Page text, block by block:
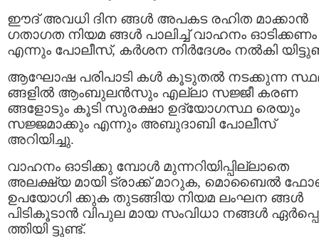
ഈദ് അവധി ദിന ങ്ങള്‍ അപകട രഹിത മാക്കാന്‍
ഗതാഗത നിയമ ങ്ങള്‍ പാലിച്ച് വാഹനം ഓടിക്കണം
എന്നും പോലീസ്, കര്‍ശന നിര്‍ദേശം നല്‍കി
ആഘോഷ പരിപാടി കള്‍ കൂടുതല്‍ നടക്കുന്ന
ങ്ങളില്‍ ആംബുലന്‍സും എല്ലാ സജ്ജീ കരണ
ങ്ങളോടും കൂടി സുരക്ഷാ ഉദ്യോഗസ്ഥ രെയും
സജ്ജമാക്കും എന്നും അബുദാബി പോലീസ്
അറിയിച്ചു.
വാഹനം ഓടിക്കു മ്പോൾ മുന്നറിയിപ്പില്ലാതെ
അലക്ഷ്യ മായി ട്രാക്ക് മാറുക, മൊബൈല്‍
ഉപയോഗി ക്കുക തുടങ്ങിയ നിയമ ലംഘന ങ്ങള്‍
പിടികൂടാന്‍ വിപുല മായ സംവിധാ നങ്ങള്‍
ത്തിയി ട്ടുണ്ട്.